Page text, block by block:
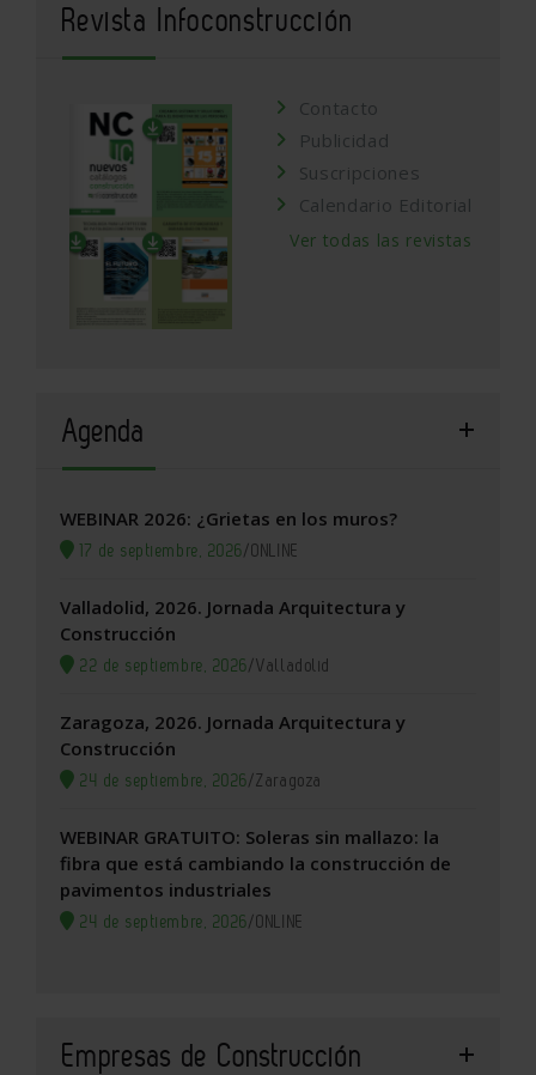
Revista Infoconstrucción
Contacto
Publicidad
Suscripciones
Calendario Editorial
Ver todas las revistas
Agenda
WEBINAR 2026: ¿Grietas en los muros?
17 de septiembre, 2026/ONLINE
Valladolid, 2026. Jornada Arquitectura y
Construcción
22 de septiembre, 2026/Valladolid
Zaragoza, 2026. Jornada Arquitectura y
Construcción
24 de septiembre, 2026/Zaragoza
WEBINAR GRATUITO: Soleras sin mallazo: la
fibra que está cambiando la construcción de
pavimentos industriales
24 de septiembre, 2026/ONLINE
Empresas de Construcción